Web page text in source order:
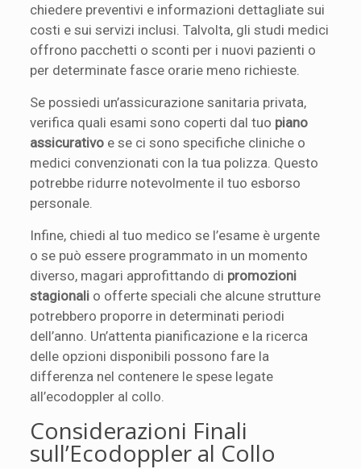
chiedere preventivi e informazioni dettagliate sui
costi e sui servizi inclusi. Talvolta, gli studi medici
offrono pacchetti o sconti per i nuovi pazienti o
per determinate fasce orarie meno richieste.
Se possiedi un’assicurazione sanitaria privata,
verifica quali esami sono coperti dal tuo piano
assicurativo e se ci sono specifiche cliniche o
medici convenzionati con la tua polizza. Questo
potrebbe ridurre notevolmente il tuo esborso
personale.
Infine, chiedi al tuo medico se l’esame è urgente
o se può essere programmato in un momento
diverso, magari approfittando di promozioni
stagionali o offerte speciali che alcune strutture
potrebbero proporre in determinati periodi
dell’anno. Un’attenta pianificazione e la ricerca
delle opzioni disponibili possono fare la
differenza nel contenere le spese legate
all’ecodoppler al collo.
Considerazioni Finali
sull’Ecodoppler al Collo